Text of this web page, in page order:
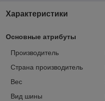
Характеристики
Основные атрибуты
Производитель
Страна производитель
Вес
Вид шины